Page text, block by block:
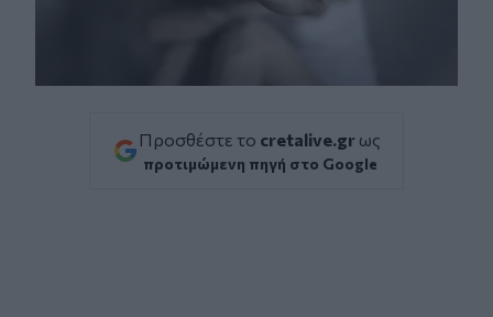
Προσθέστε το cretalive.gr ως
προτιμώμενη πηγή στο Google